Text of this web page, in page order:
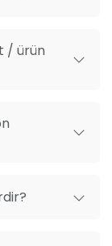
/ ürün